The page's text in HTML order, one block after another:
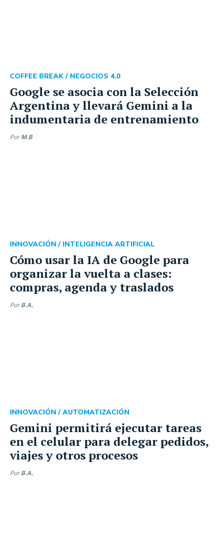
Google se asocia con la Selección
Argentina y llevará Gemini a la
indumentaria de entrenamiento
COFFEE BREAK / NEGOCIOS 4.0
Por M.B
Cómo usar la IA de Google para
organizar la vuelta a clases:
compras, agenda y traslados
INNOVACIÓN / INTELIGENCIA ARTIFICIAL
Por B.A.
Gemini permitirá ejecutar tareas
en el celular para delegar pedidos,
viajes y otros procesos
INNOVACIÓN / AUTOMATIZACIÓN
Por B.A.